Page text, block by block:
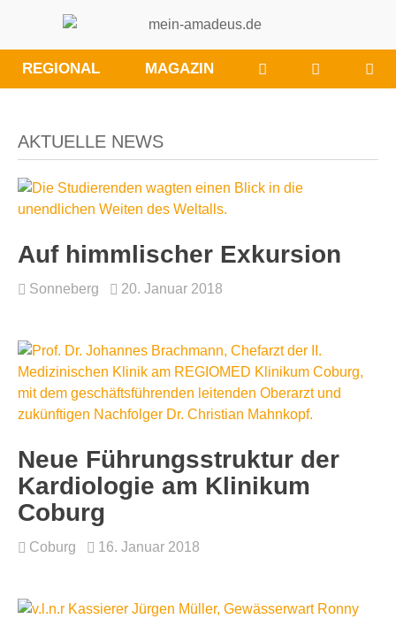
REGIONAL MAGAZIN WÜNSCHE/
SIE
AKTUELLE NEWS
Auf himmlischer Exkursion
Sonneberg 20. Januar 2018
Neue Führungsstruktur der
Kardiologie am Klinikum
Coburg
Coburg 16. Januar 2018